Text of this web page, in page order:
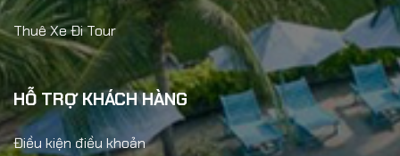
Thuê Xe Đi Tour
HỖ TRỢ KHÁCH HÀNG
Điều kiện điều khoản